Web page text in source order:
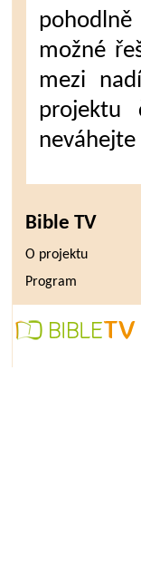
možné
mezi
projektu
neváhejte
Bible TV
O projektu
Program